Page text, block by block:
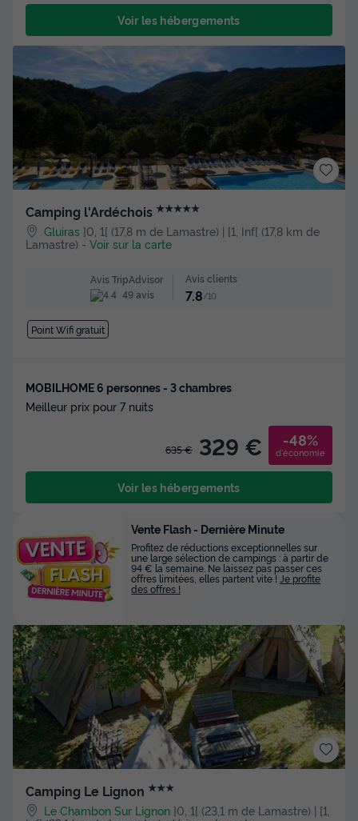
Voir les hébergements
Camping l'Ardéchois ★★★★★
Gluiras ]0, 1[ (17,8 m de Lamastre) | [1, Inf[ (17,8 km de
Lamastre) - Voir sur la carte
Avis TripAdvisor
49 avis
Avis clients
7.8/10
Point Wifi gratuit
MOBILHOME 6 personnes - 3 chambres
Meilleur prix pour 7 nuits
635 € 329 € -48%
d'économie
Voir les hébergements
Camping Le Lignon ★★★
Le Chambon Sur Lignon ]0, 1[ (23,1 m de Lamastre) | [1,
Vente Flash - Dernière Minute
Profitez de réductions exceptionnelles sur
une large sélection de campings : à partir de
94 € la semaine. Ne laissez pas passer ces
offres limitées, elles partent vite ! Je profite
des offres !